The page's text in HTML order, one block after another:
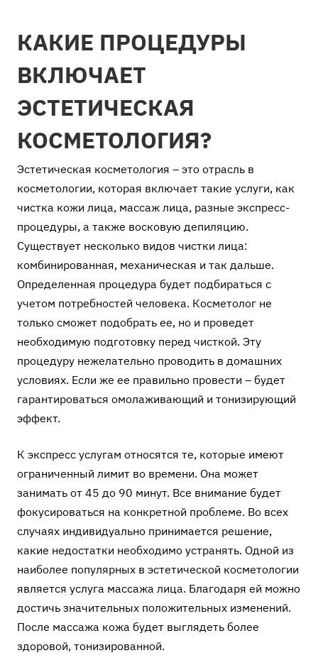
КАКИЕ ПРОЦЕДУРЫ
ВКЛЮЧАЕТ
ЭСТЕТИЧЕСКАЯ
КОСМЕТОЛОГИЯ?
Эстетическая косметология – это отрасль в
косметологии, которая включает такие услуги, как
чистка кожи лица, массаж лица, разные экспресс-
процедуры, а также восковую депиляцию.
Существует несколько видов чистки лица:
комбинированная, механическая и так дальше.
Определенная процедура будет подбираться с
учетом потребностей человека. Косметолог не
только сможет подобрать ее, но и проведет
необходимую подготовку перед чисткой. Эту
процедуру нежелательно проводить в домашних
условиях. Если же ее правильно провести – будет
гарантироваться омолаживающий и тонизирующий
эффект.
К экспресс услугам относятся те, которые имеют
ограниченный лимит во времени. Она может
занимать от 45 до 90 минут. Все внимание будет
фокусироваться на конкретной проблеме. Во всех
случаях индивидуально принимается решение,
какие недостатки необходимо устранять. Одной из
наиболее популярных в эстетической косметологии
является услуга массажа лица. Благодаря ей можно
достичь значительных положительных изменений.
После массажа кожа будет выглядеть более
здоровой, тонизированной.